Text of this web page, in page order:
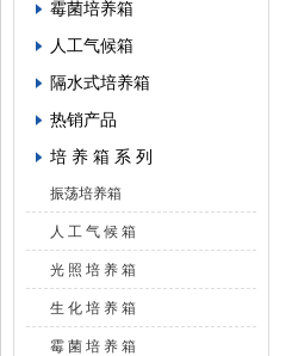
霉菌培养箱
人工气候箱
隔水式培养箱
热销产品
培 养 箱 系 列
振荡培养箱
人 工 气 候 箱
光 照 培 养 箱
生 化 培 养 箱
霉 菌 培 养 箱